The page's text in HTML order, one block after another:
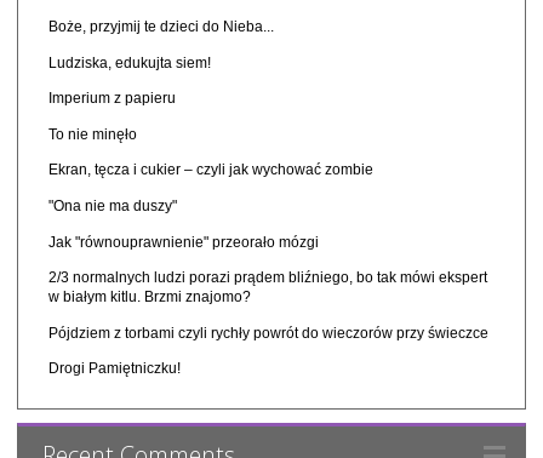
Boże, przyjmij te dzieci do Nieba...
Ludziska, edukujta siem!
Imperium z papieru
To nie minęło
Ekran, tęcza i cukier – czyli jak wychować zombie
"Ona nie ma duszy"
Jak "równouprawnienie" przeorało mózgi
2/3 normalnych ludzi porazi prądem bliźniego, bo tak mówi ekspert
w białym kitlu. Brzmi znajomo?
Pójdziem z torbami czyli rychły powrót do wieczorów przy świeczce
Drogi Pamiętniczku!